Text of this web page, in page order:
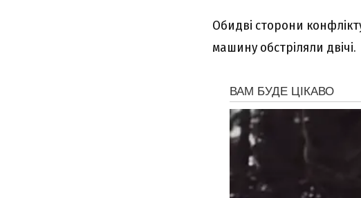
Обидві сторони
машину обстріляли двічі.